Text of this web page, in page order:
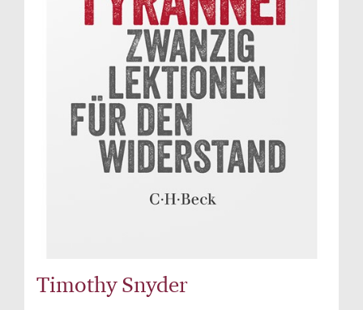
Timothy Snyder